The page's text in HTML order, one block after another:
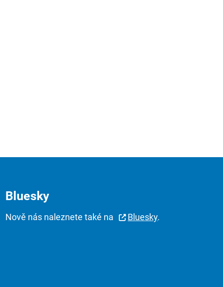
Bluesky
Nově nás naleznete také na Bluesky.